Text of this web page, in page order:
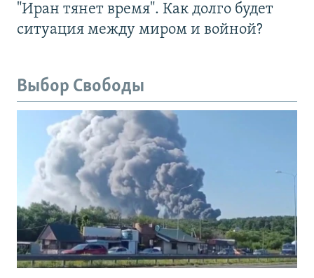
"Иран тянет время". Как долго будет
ситуация между миром и войной?
Выбор Свободы